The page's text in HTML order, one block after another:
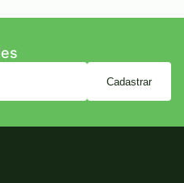
Cadastrar